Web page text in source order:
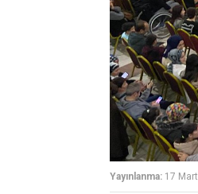
Yayınlanma: 17